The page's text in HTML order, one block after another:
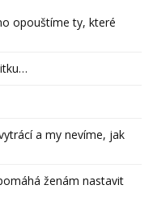
opouštíme ty, které
a my nevíme, jak
ženám nastavit